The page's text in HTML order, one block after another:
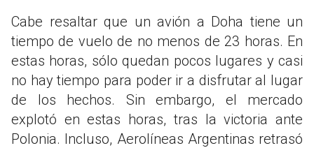
Cabe resaltar que un avión a Doha tiene un
tiempo de vuelo de no menos de 23 horas. En
estas horas, sólo quedan pocos lugares y casi
no hay tiempo para poder ir a disfrutar al lugar
de los hechos. Sin embargo, el mercado
explotó en estas horas, tras la victoria ante
Polonia. Incluso, Aerolíneas Argentinas retrasó